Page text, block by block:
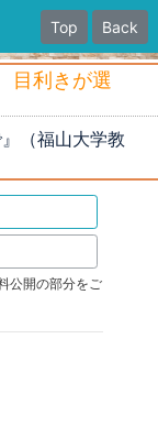
Top Back
目利きが選
（福山大学教
公開の部分をご